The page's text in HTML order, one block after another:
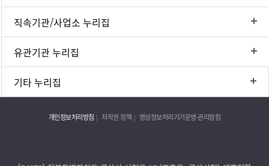
직속기관/사업소 누리집
유관기관 누리집
기타 누리집
개인정보처리방침 저작권 정책 영상정보처리기기운영·관리방침